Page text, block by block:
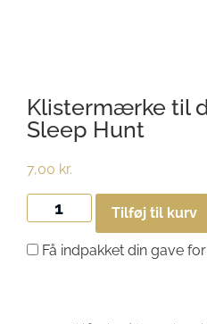
Klistermærke til
Sleep Hunt
7,00 kr.
Tilføj til kurv
Få indpakket din gave for